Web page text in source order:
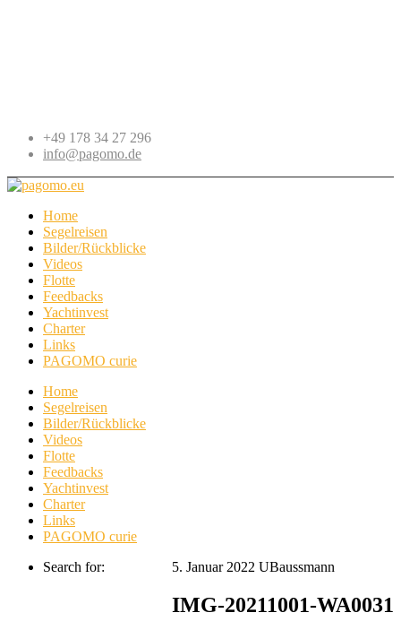
+49 178 34 27 296
info@pagomo.de
Home
Segelreisen
Bilder/Rückblicke
Videos
Flotte
Feedbacks
Yachtinvest
Charter
Links
PAGOMO curie
Home
Segelreisen
Bilder/Rückblicke
Videos
Flotte
Feedbacks
Yachtinvest
Charter
Links
PAGOMO curie
5. Januar 2022 UBaussmann
IMG-20211001-WA0031
Search for: